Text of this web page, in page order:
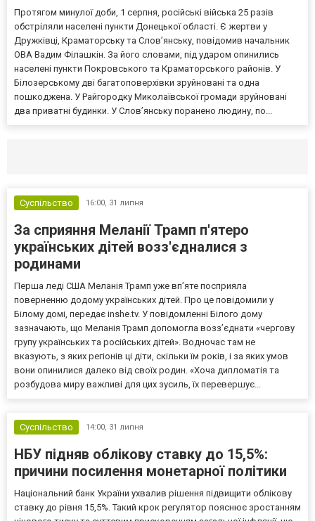
Протягом минулої доби, 1 серпня, російські війська 25 разів
обстріляли населені пункти Донецької області. Є жертви у
Дружківці, Краматорську та Слов’янську, повідомив начальник
ОВА Вадим Філашкін. За його словами, під ударом опинились
населені пункти Покровського та Краматорського районів. У
Білозерському дві багатоповерхівки зруйновані та одна
пошкоджена. У Райгородку Миколаївської громади зруйновані
два приватні будинки. У Слов’янську поранено людину, по...
Суспільство 16:00, 31 липня
За сприяння Меланії Трамп п'ятеро
українських дітей возз'єдналися з
родинами
Перша леді США Меланія Трамп уже впʼяте посприяла
поверненню додому українських дітей. Про це повідомили у
Білому домі, передає inshe.tv. У повідомленні Білого дому
зазначають, що Меланія Трамп допомогла возз’єднати «чергову
групу українських та російських дітей». Водночас там не
вказують, з яких регіонів ці діти, скільки їм років, і за яких умов
вони опинилися далеко від своїх родин. «Хоча дипломатія та
розбудова миру важливі для цих зусиль, їх перевершує...
Суспільство 14:00, 31 липня
НБУ підняв облікову ставку до 15,5%:
причини посилення монетарної політики
Національний банк України ухвалив рішення підвищити облікову
ставку до рівня 15,5%. Такий крок регулятор пояснює зростанням